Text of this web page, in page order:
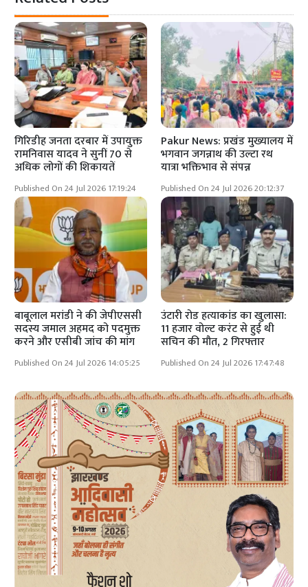
गिरिडीह जनता दरबार में उपायुक्त
रामनिवास यादव ने सुनीं 70 से
अधिक लोगों की शिकायतें
Published On 24 Jul 2026 17:19:24
Pakur News: प्रखंड मुख्यालय में
भगवान जगन्नाथ की उल्टा रथ
यात्रा भक्तिभाव से संपन्न
Published On 24 Jul 2026 20:12:37
बाबूलाल मरांडी ने की जेपीएससी
सदस्य जमाल अहमद को पदमुक्त
करने और एसीबी जांच की मांग
Published On 24 Jul 2026 14:05:25
उंटारी रोड हत्याकांड का खुलासा:
11 हजार वोल्ट करंट से हुई थी
सचिन की मौत, 2 गिरफ्तार
Published On 24 Jul 2026 17:47:48